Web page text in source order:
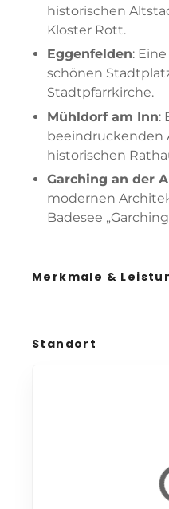
historischen
Kloster Rott.
Eggenfelden:
schönen
Stadtpfarrkirche.
Mühldorf am Inn:
beeindruckenden
historischen
Garching an der
modernen
Badesee
Merkmale &
Standort